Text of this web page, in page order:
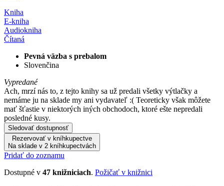
Kniha
E-kniha
Audiokniha
Čítaná
Pevná väzba s prebalom
Slovenčina
Vypredané
Ach, mrzí nás to, z tejto knihy sa už predali všetky výtlačky a
nemáme ju na sklade my ani vydavateľ :( Teoreticky však môžete
mať šťastie v niektorých iných obchodoch, ktoré ešte nepredali
posledné kusy.
Sledovať dostupnosť
Rezervovať v kníhkupectve
Na sklade v 2 kníhkupectvách
Pridať do zoznamu
Dostupné v 47 knižniciach. Požičať v knižnici